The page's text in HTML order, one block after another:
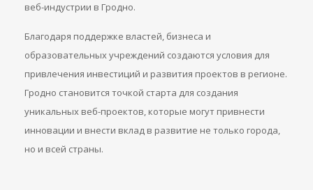
веб-индустрии в Гродно.
Благодаря поддержке властей, бизнеса и
образовательных учреждений создаются условия для
привлечения инвестиций и развития проектов в регионе.
Гродно становится точкой старта для создания
уникальных веб-проектов, которые могут привнести
инновации и внести вклад в развитие не только города,
но и всей страны.